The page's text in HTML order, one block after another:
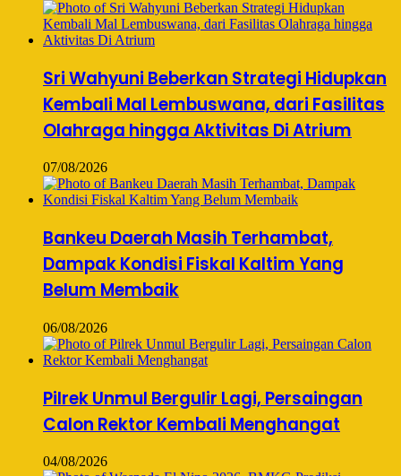
Sri Wahyuni Beberkan Strategi Hidupkan
Kembali Mal Lembuswana, dari Fasilitas
Olahraga hingga Aktivitas Di Atrium
07/08/2026
Bankeu Daerah Masih Terhambat,
Dampak Kondisi Fiskal Kaltim Yang
Belum Membaik
06/08/2026
Pilrek Unmul Bergulir Lagi, Persaingan
Calon Rektor Kembali Menghangat
04/08/2026